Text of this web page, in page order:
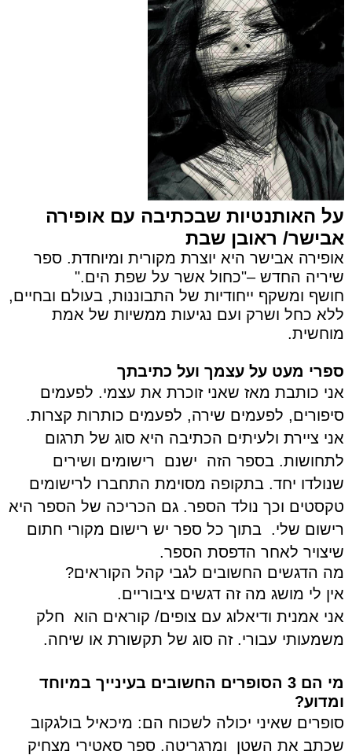
על האותנטיות שבכתיבה עם אופירה
אבישר/ ראובן שבת
אופירה אבישר היא יוצרת מקורית ומיוחדת. ספר
שיריה החדש –"כחול אשר על שפת הים."
חושף ומשקף ייחודיות של התבוננות, בעולם ובחיים,
ללא כחל ושרק ועם נגיעות ממשיות של אמת
מוחשית.
ספרי מעט על עצמך ועל כתיבתך
אני כותבת מאז שאני זוכרת את עצמי. לפעמים
סיפורים, לפעמים שירה, לפעמים כותרות קצרות.
אני ציירת ולעיתים הכתיבה היא סוג של תרגום
לתחושות. בספר הזה ישנם רישומים ושירים
שנולדו יחד. בתקופה מסוימת התחברו לרישומים
טקסטים וכך נולד הספר. גם הכריכה של הספר היא
רישום שלי. בתוך כל ספר יש רישום מקורי חתום
שיצויר לאחר הדפסת הספר.
מה הדגשים החשובים לגבי קהל הקוראים?
אין לי מושג מה זה דגשים ציבוריים.
אני אמנית ודיאלוג עם צופים/ קוראים הוא חלק
משמעותי עבורי. זה סוג של תקשורת או שיחה.
מי הם 3 הסופרים החשובים בעינייך במיוחד
ומדוע?
סופרים שאיני יכולה לשכוח הם: מיכאיל בולגקוב
שכתב את השטן ומרגריטה. ספר סאטירי מצחיק